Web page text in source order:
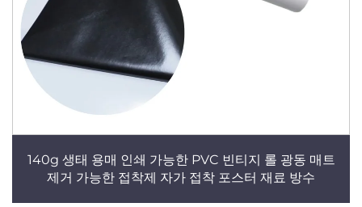
140g 생태 용매 인쇄 가능한 PVC 빈티지 롤 광동 매트
제거 가능한 접착제 자가 접착 포스터 재료 방수